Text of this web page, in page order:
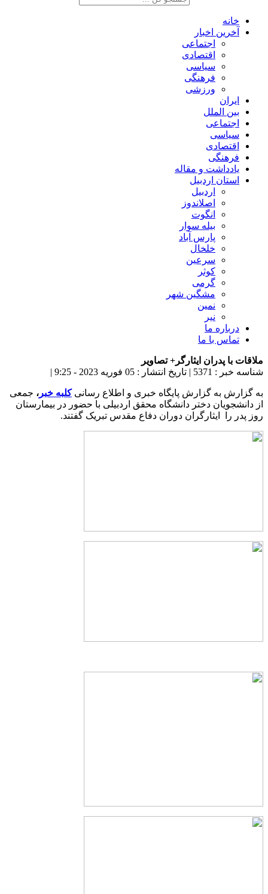
خانه
آخرین اخبار
اجتماعی
اقتصادی
سیاسی
فرهنگی
ورزشی
ایران
بین الملل
اجتماعی
سیاسی
اقتصادی
فرهنگی
یادداشت و مقاله
استان اردبیل
اردبیل
اصلاندوز
انگوت
بیله سوار
پارس آباد
خلخال
سرعین
کوثر
گرمی
مشگین شهر
نمین
نیر
درباره ما
تماس با ما
ملاقات با پدران ایثارگر+ تصاویر
شناسه خبر : 5371
| تاریخ انتشار : 05 فوریه 2023 - 9:25 |
به گزارش به گزارش پایگاه خبری و اطلاع رسانیکلبه خبر ، جمعی
از دانشجویان دختر دانشگاه محقق اردبیلی با حضور در بیمارستان
روز پدر را ایثارگران دوران دفاع مقدس تبریک گفتند.